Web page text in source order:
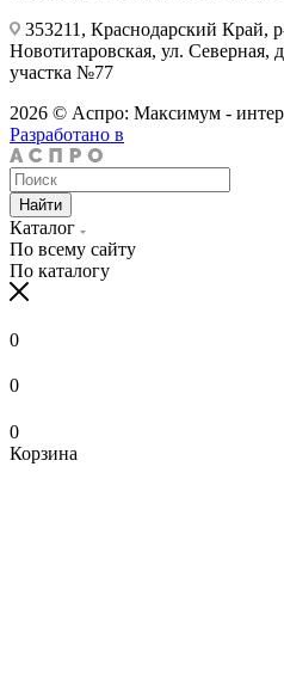
353211, Краснодарский Край,
Новотитаровская, ул. Северная,
участка №77
2026 © Аспро: Максимум -
Разработано в
Найти
Каталог
По всему сайту
По каталогу
0
0
0
Корзина